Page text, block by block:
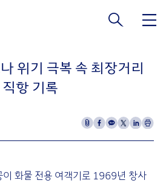
위기 극복 속 최장거리
직항 기록
화물 전용 여객기로 1969년 창사